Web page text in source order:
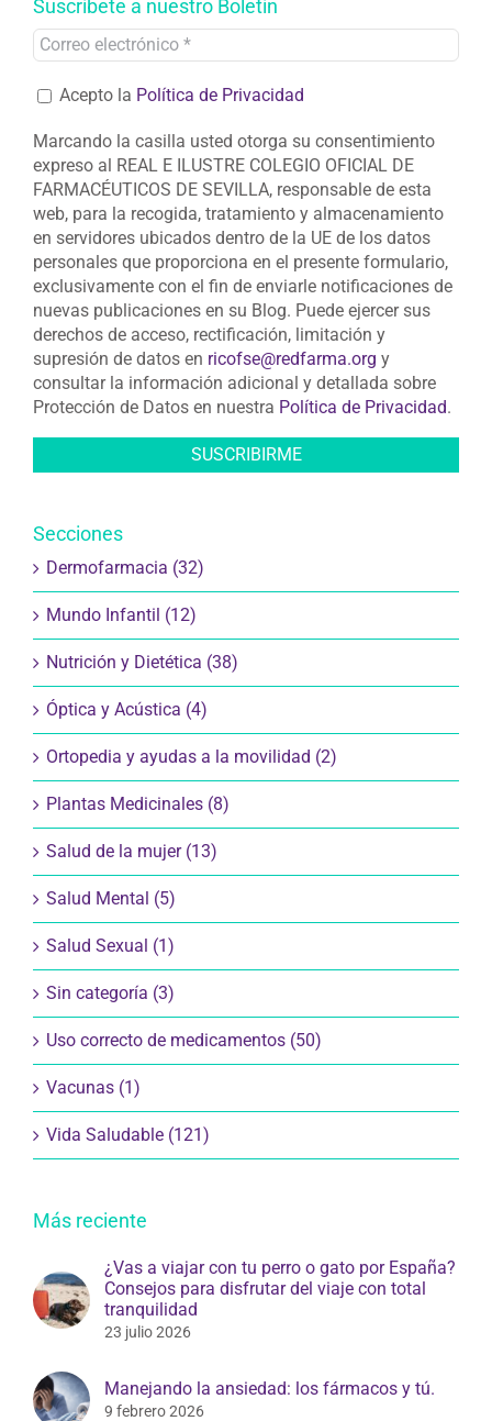
Suscríbete a nuestro Boletín
Acepto la Política de Privacidad
Marcando la casilla usted otorga su consentimiento
expreso al REAL E ILUSTRE COLEGIO OFICIAL DE
FARMACÉUTICOS DE SEVILLA, responsable de esta
web, para la recogida, tratamiento y almacenamiento
en servidores ubicados dentro de la UE de los datos
personales que proporciona en el presente formulario,
exclusivamente con el fin de enviarle notificaciones de
nuevas publicaciones en su Blog. Puede ejercer sus
derechos de acceso, rectificación, limitación y
supresión de datos en ricofse@redfarma.org y
consultar la información adicional y detallada sobre
Protección de Datos en nuestra Política de Privacidad.
Secciones
Dermofarmacia (32)
Mundo Infantil (12)
Nutrición y Dietética (38)
Óptica y Acústica (4)
Ortopedia y ayudas a la movilidad (2)
Plantas Medicinales (8)
Salud de la mujer (13)
Salud Mental (5)
Salud Sexual (1)
Sin categoría (3)
Uso correcto de medicamentos (50)
Vacunas (1)
Vida Saludable (121)
Más reciente
¿Vas a viajar con tu perro o gato por España?
Consejos para disfrutar del viaje con total
tranquilidad
23 julio 2026
Manejando la ansiedad: los fármacos y tú.
9 febrero 2026